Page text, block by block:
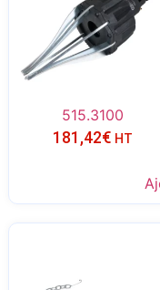
515.3100
181,42€ HT